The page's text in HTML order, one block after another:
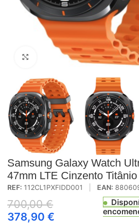
Click to enlarge
Samsung Galaxy Watch
47mm LTE Cinzento Titânio
REF: 112CL1PXFIDD001 EAN:
700,00€
378,90 €